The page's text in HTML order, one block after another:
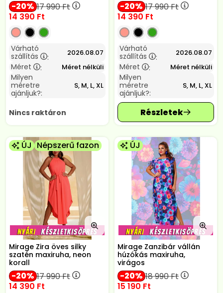
20 17 990Ft
14 390 Ft
Várható
szállítás
: 2026.08.07
Méret : Méret nélküli
Milyen
méretre
ajánljuk?:
S, M, L, XL
Nincs raktáron
20 17 990Ft
14 390 Ft
Várható
szállítás
: 2026.08.07
Méret : Méret nélküli
Milyen
méretre
ajánljuk?:
S, M, L, XL
ÚJ Népszerű fazon
Mirage Zira öves silky
szatén maxiruha, neon
korall
20 17 990Ft
14 390 Ft
ÚJ
Mirage Zanzibár vállán
húzókás maxiruha,
virágos
20 18 990Ft
15 190 Ft